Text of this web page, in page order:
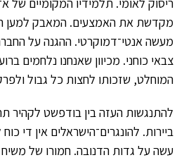
מקדשת את האמצעים. המאבק למען
מעשה אנטי־דמוקרטי. ההגנה על
צבאי כוחני. מכיוון שאנחנו נלחמים
המוחלט, שזכותו לחצות כל גבול
להתנגשות העזה בין בודפשט לקהיר
ביירות. להונגרים־הישראלים אין די
עשה על גדות הדנובה. חמורו של משיח